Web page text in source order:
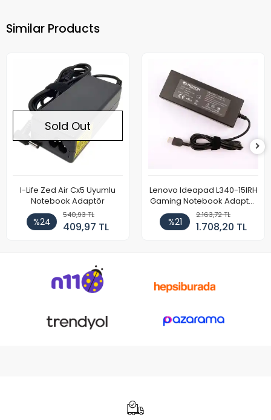
Similar Products
Sold Out
I-Life Zed Air Cx5 Uyumlu
Notebook Adaptör
%24
540,93 TL
409,97 TL
Lenovo Ideapad L340-15IRH
Gaming Notebook Adaptör
Cihazı Şarj Aleti (150W)
%21
2.163,72 TL
1.708,20 TL